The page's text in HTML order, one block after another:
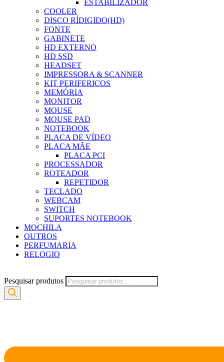
ESTABILIZADOR
COOLER
DISCO RÍDIGIDO(HD)
FONTE
GABINETE
HD EXTERNO
HD SSD
HEADSET
IMPRESSORA & SCANNER
KIT PERIFERICOS
MEMÓRIA
MONITOR
MOUSE
MOUSE PAD
NOTEBOOK
PLACA DE VÍDEO
PLACA MÃE
PLACA PCI
PROCESSADOR
ROTEADOR
REPETIDOR
TECLADO
WEBCAM
SWITCH
SUPORTES NOTEBOOK
MOCHILA
OUTROS
PERFUMARIA
RELOGIO
Pesquisar produtos